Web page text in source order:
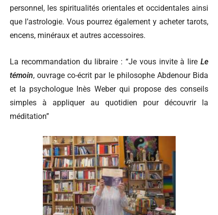
personnel, les spiritualités orientales et occidentales ainsi
que l’astrologie. Vous pourrez également y acheter tarots,
encens, minéraux et autres accessoires.
La recommandation du libraire : “Je vous invite à lire Le
témoin, ouvrage co-écrit par le philosophe Abdenour Bida
et la psychologue Inès Weber qui propose des conseils
simples à appliquer au quotidien pour découvrir la
méditation”